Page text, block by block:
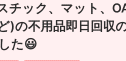
チック、マット、
)の不用品即日回収
た😃